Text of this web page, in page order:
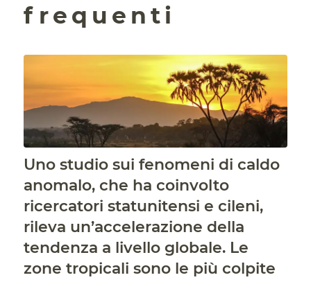
frequenti
Uno studio sui fenomeni di caldo
anomalo, che ha coinvolto
ricercatori statunitensi e cileni,
rileva un’accelerazione della
tendenza a livello globale. Le
zone tropicali sono le più colpite